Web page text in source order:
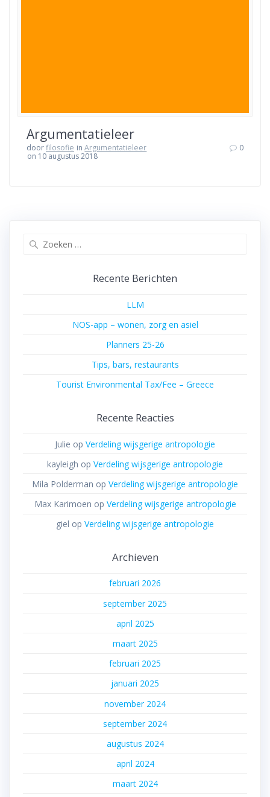
Argumentatieleer
doorfilosofie inArgumentatieleer
on 10 augustus 2018
0
Recente Berichten
LLM
NOS-app – wonen, zorg en asiel
Planners 25-26
Tips, bars, restaurants
Tourist Environmental Tax/Fee – Greece
Recente Reacties
Julie op Verdeling wijsgerige antropologie
kayleigh op Verdeling wijsgerige antropologie
Mila Polderman op Verdeling wijsgerige antropologie
Max Karimoen op Verdeling wijsgerige antropologie
giel op Verdeling wijsgerige antropologie
Archieven
februari 2026
september 2025
april 2025
maart 2025
februari 2025
januari 2025
november 2024
september 2024
augustus 2024
april 2024
maart 2024